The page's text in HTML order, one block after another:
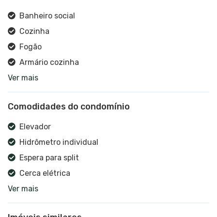
Banheiro social
Cozinha
Fogão
Armário cozinha
Elevador
Interfone
Ar condicionado
Sala de estar
Geladeira
Acessibilidade para PCD
Ver mais
Comodidades do condomínio
Elevador
Hidrômetro individual
Espera para split
Cerca elétrica
Portão eletrônico
Ver mais